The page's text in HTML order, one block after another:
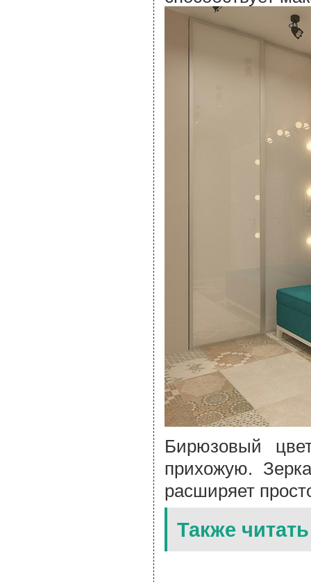
Бирюзовый
прихожую.
расширяет
Также читать